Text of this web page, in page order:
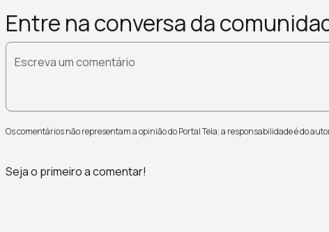
Entre na conversa da
Escreva um comentário
Os comentários não representam a opinião do Portal Tela; a responsabilidade é do
Seja o primeiro a comentar!